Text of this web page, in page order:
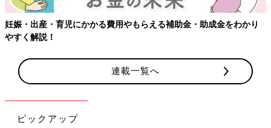
山中 足がガードレールなどの障害物にぶつかった瞬間も自転車
は前に進み、障害物と自転車用チャイルドシートの間に太ももが
はさまり、大腿骨に強い衝撃が加わって骨折するということがわ
――自転車がスピードを出して走っていると、この事故は起きる
山中 坂谷先生が診察した4歳の子は、自転車の後ろを上の子
妊娠・出産・育児にかかる費用やもらえる補助金・助成金をわかり
やすく解説！
連載一覧へ
ピックアップ